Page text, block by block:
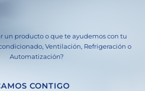
un producto o que te ayudemos con tu
Ventilación, Refrigeración o
Automatización?
CONTIGO